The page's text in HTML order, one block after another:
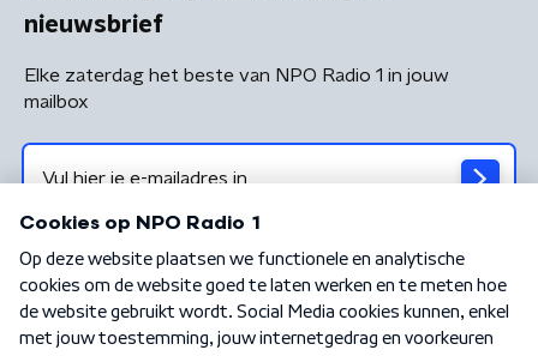
nieuwsbrief
Elke zaterdag het beste van NPO Radio 1 in jouw
mailbox
Algemene voorwaarden